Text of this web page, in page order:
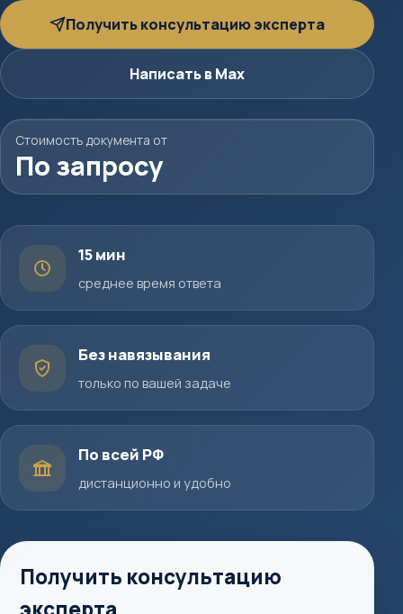
Получить консультацию эксперта
Написать в Max
Стоимость документа от
По запросу
15 мин
среднее время ответа
Без навязывания
только по вашей задаче
По всей РФ
дистанционно и удобно
Получить консультацию